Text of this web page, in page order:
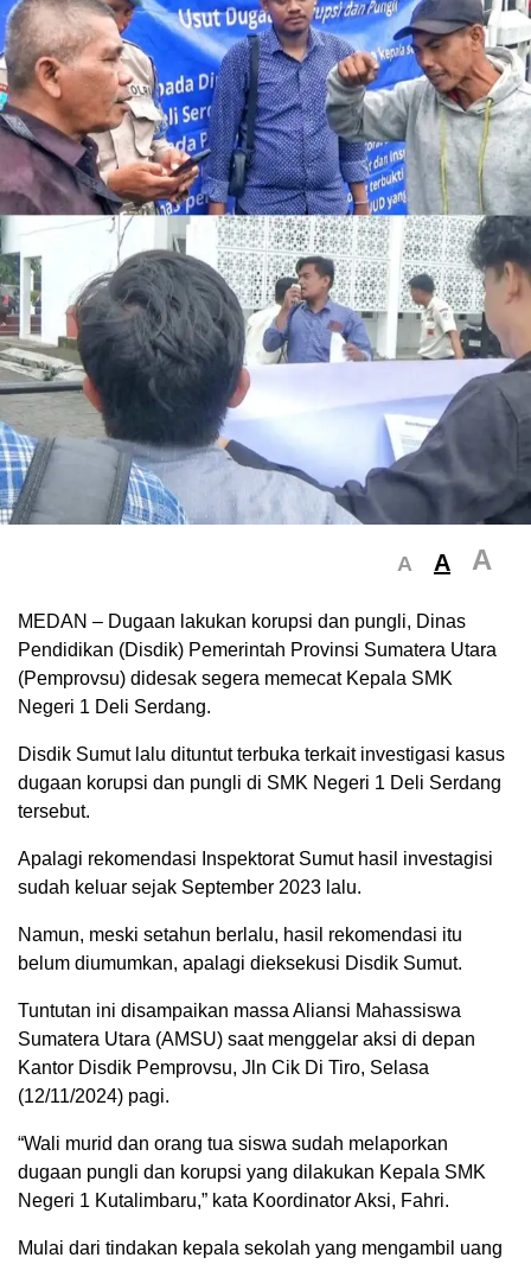
A A A
MEDAN – Dugaan lakukan korupsi dan pungli, Dinas
Pendidikan (Disdik) Pemerintah Provinsi Sumatera Utara
(Pemprovsu) didesak segera memecat Kepala SMK
Negeri 1 Deli Serdang.
Disdik Sumut lalu dituntut terbuka terkait investigasi kasus
dugaan korupsi dan pungli di SMK Negeri 1 Deli Serdang
tersebut.
Apalagi rekomendasi Inspektorat Sumut hasil investagisi
sudah keluar sejak September 2023 lalu.
Namun, meski setahun berlalu, hasil rekomendasi itu
belum diumumkan, apalagi dieksekusi Disdik Sumut.
Tuntutan ini disampaikan massa Aliansi Mahassiswa
Sumatera Utara (AMSU) saat menggelar aksi di depan
Kantor Disdik Pemprovsu, Jln Cik Di Tiro, Selasa
(12/11/2024) pagi.
“Wali murid dan orang tua siswa sudah melaporkan
dugaan pungli dan korupsi yang dilakukan Kepala SMK
Negeri 1 Kutalimbaru,” kata Koordinator Aksi, Fahri.
Mulai dari tindakan kepala sekolah yang mengambil uang